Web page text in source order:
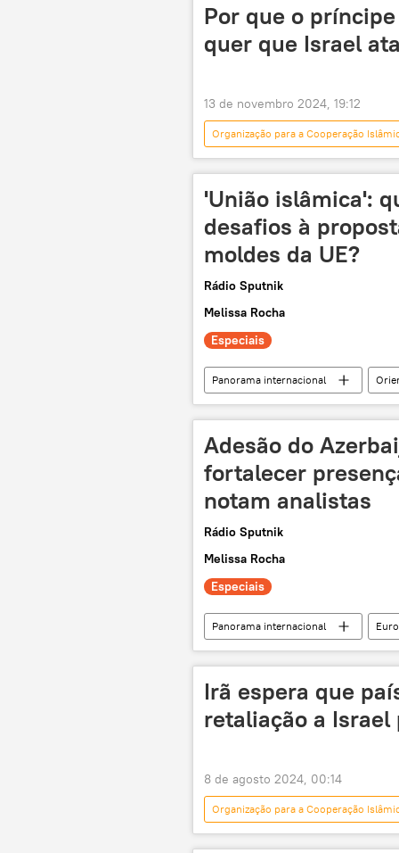
Por que o
quer que Israel
13 de novembro 2024, 19:12
Organização para a Cooperação
Masoud Pezeshkian
Arábia
'União islâmica':
desafios à
moldes da UE?
Rádio Sputnik
Melissa Rocha
Especiais
Panorama internacional
Abdul Latif Rashid
Oriente
Adesão do
fortalecer
notam analistas
Rádio Sputnik
Melissa Rocha
Especiais
Panorama internacional
Luiz Inácio Lula da Silva
China
Irã espera que
retaliação a
8 de agosto 2024, 00:14
Organização para a Cooperação
Israel
Estados Unidos